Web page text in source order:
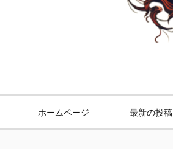
ホームページ 最新の投稿